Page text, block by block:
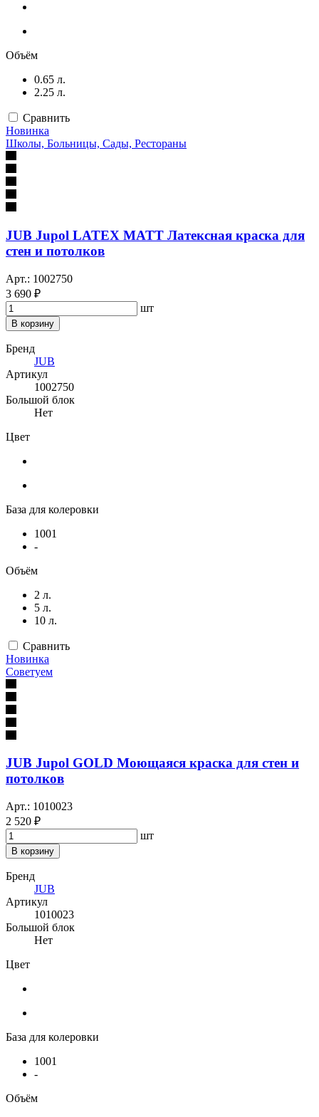
Объём
0.65 л.
2.25 л.
Сравнить
Новинка
Школы, Больницы, Сады, Рестораны
JUB Jupol LATEX MATT Латексная краска для
стен и потолков
Арт.: 1002750
3 690 ₽
шт
В корзину
Бренд
JUB
Артикул
1002750
Большой блок
Нет
Цвет
База для колеровки
1001
-
Объём
2 л.
5 л.
10 л.
Сравнить
Новинка
Советуем
JUB Jupol GOLD Моющаяся краска для стен и
потолков
Арт.: 1010023
2 520 ₽
шт
В корзину
Бренд
JUB
Артикул
1010023
Большой блок
Нет
Цвет
База для колеровки
1001
-
Объём